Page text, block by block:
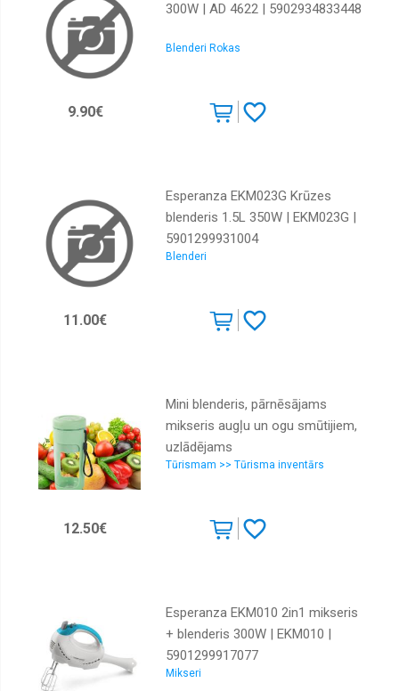
300W | AD 4622 | 5902934833448
Blenderi Rokas
9.90€
Esperanza EKM023G Krūzes
blenderis 1.5L 350W | EKM023G |
5901299931004
Blenderi
11.00€
Mini blenderis, pārnēsājams
mikseris augļu un ogu smūtijiem,
uzlādējams
Tūrismam >> Tūrisma inventārs
12.50€
Esperanza EKM010 2in1 mikseris
+ blenderis 300W | EKM010 |
5901299917077
Mikseri